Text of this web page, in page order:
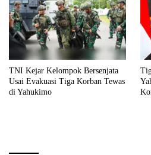
TNI Kejar Kelompok Bersenjata
Usai Evakuasi Tiga Korban Tewas
di Yahukimo